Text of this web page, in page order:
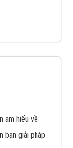
am hiểu về
bạn giải pháp